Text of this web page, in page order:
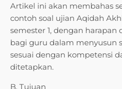
Artikel ini akan membahas
contoh soal ujian Aqidah
semester 1, dengan
bagi guru dalam menyusun
sesuai dengan kompetensi
ditetapkan.
B. Tujuan